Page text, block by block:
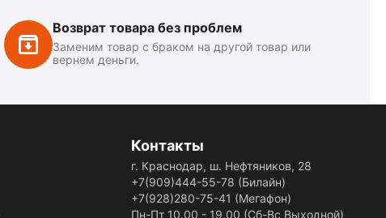
Возврат товара без проблем
Заменим товар с браком на другой товар или
вернем деньги.
Контакты
г. Краснодар, ш. Нефтяников, 28
+7(909)444-55-78 (Билайн)
+7(928)280-75-41 (Мегафон)
Пн-Пт 10.00 - 19.00 (Сб-Вс Выходной)